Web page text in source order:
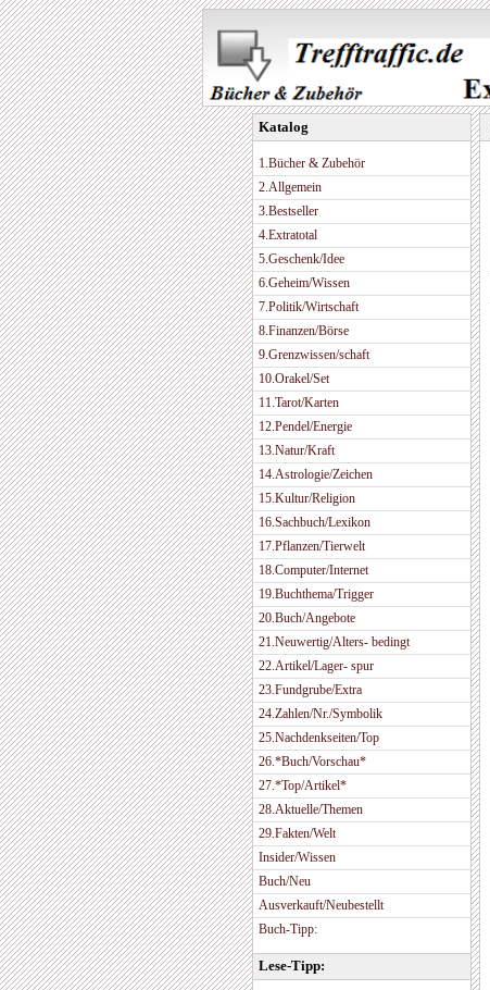
Katalog
1.Bücher & Zubehör
2.Allgemein
3.Bestseller
4.Extratotal
5.Geschenk/Idee
6.Geheim/Wissen
7.Politik/Wirtschaft
8.Finanzen/Börse
9.Grenzwissen/schaft
10.Orakel/Set
11.Tarot/Karten
12.Pendel/Energie
13.Natur/Kraft
14.Astrologie/Zeichen
15.Kultur/Religion
16.Sachbuch/Lexikon
17.Pflanzen/Tierwelt
18.Computer/Internet
19.Buchthema/Trigger
20.Buch/Angebote
21.Neuwertig/Alters- bedingt
22.Artikel/Lager- spur
23.Fundgrube/Extra
24.Zahlen/Nr./Symbolik
25.Nachdenkseiten/Top
26.*Buch/Vorschau*
27.*Top/Artikel*
28.Aktuelle/Themen
29.Fakten/Welt
Insider/Wissen
Buch/Neu
Ausverkauft/Neubestellt
Buch-Tipp:
Lese-Tipp: